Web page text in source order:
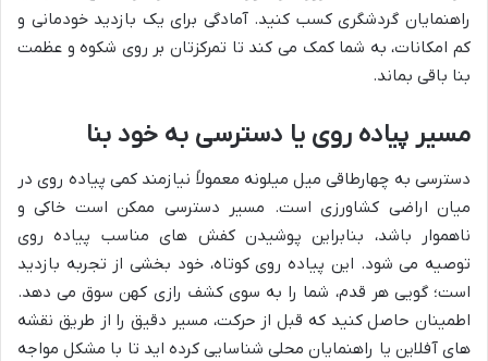
راهنمایان گردشگری کسب کنید. آمادگی برای یک بازدید خودمانی و
کم امکانات، به شما کمک می کند تا تمرکزتان بر روی شکوه و عظمت
بنا باقی بماند.
مسیر پیاده روی یا دسترسی به خود بنا
دسترسی به چهارطاقی میل میلونه معمولاً نیازمند کمی پیاده روی در
میان اراضی کشاورزی است. مسیر دسترسی ممکن است خاکی و
ناهموار باشد، بنابراین پوشیدن کفش های مناسب پیاده روی
توصیه می شود. این پیاده روی کوتاه، خود بخشی از تجربه بازدید
است؛ گویی هر قدم، شما را به سوی کشف رازی کهن سوق می دهد.
اطمینان حاصل کنید که قبل از حرکت، مسیر دقیق را از طریق نقشه
های آفلاین یا راهنمایان محلی شناسایی کرده اید تا با مشکل مواجه